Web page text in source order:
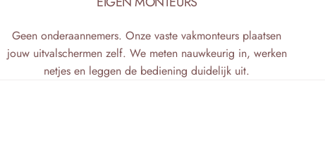
Geen onderaannemers. Onze vaste vakmonteurs plaatsen
jouw uitvalschermen zelf. We meten nauwkeurig in, werken
netjes en leggen de bediening duidelijk uit.